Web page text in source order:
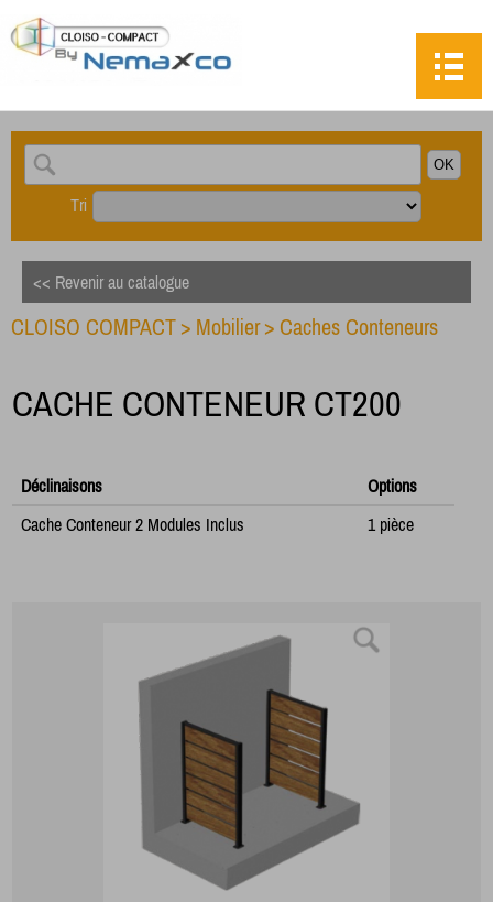
Tri
<< Revenir au catalogue
CLOISO COMPACT > Mobilier > Caches Conteneurs
CACHE CONTENEUR CT200
Déclinaisons
Options
Cache Conteneur 2 Modules Inclus
1 pièce